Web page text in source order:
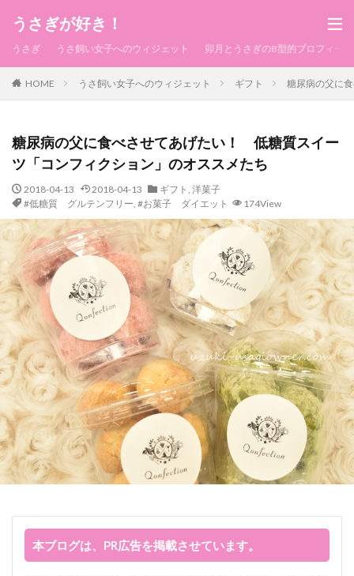
うさぎが好き！
うさぎ うさ飼い女子へのウィジェット 卯月とうさぎのB型的プロフィール
HOME うさ飼い女子へのウィジェット ギフト 糖尿病の父に
糖尿病の父に食べさせてあげたい！ 低糖質スイー
ツ「コンフィクション」のオススメたち
2018-04-13 2018-04-13 ギフト , 洋菓子
#低糖質 グルテンフリー, #お菓子 ダイエット 174View
本ブログは、PR広告を掲載させています。